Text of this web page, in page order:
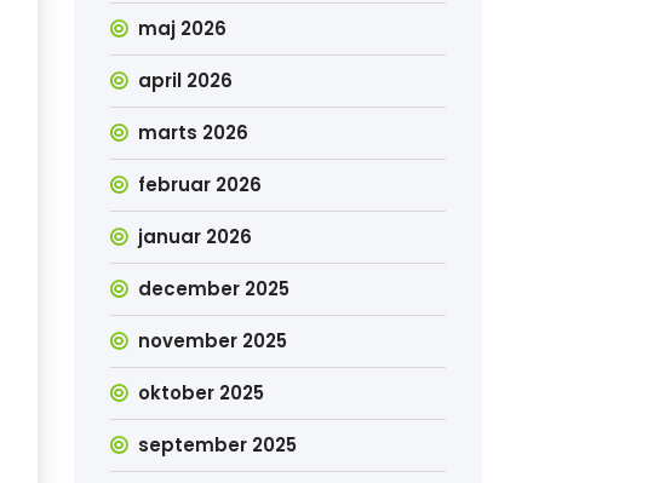
maj 2026
april 2026
marts 2026
februar 2026
januar 2026
december 2025
november 2025
oktober 2025
september 2025